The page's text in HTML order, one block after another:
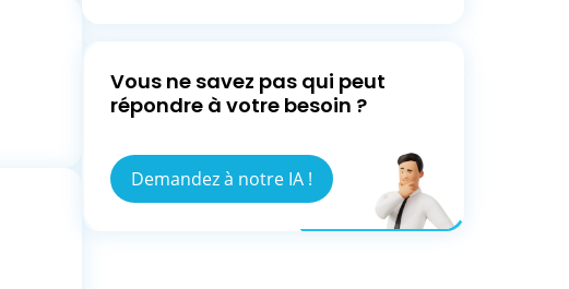
Vous ne savez pas qui peut
répondre à votre besoin ?
Demandez à notre IA !